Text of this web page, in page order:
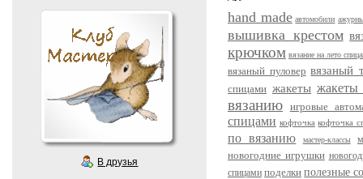
В друзья
hand made автомобили
вышивка крестом
крючком вязание на лето
вязаный пуловер вязаный
спицами жакеты жакеты
вязанию игровые
спицами кофточка кофточка
по вязанию мастер-классы
новогодние игрушки
спицами поделки полезные